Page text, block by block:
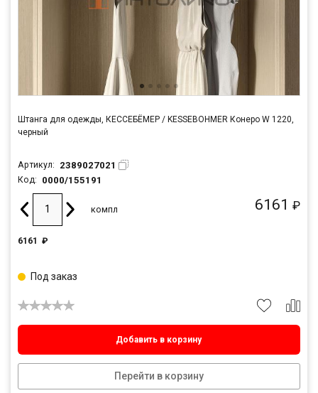
Штанга для одежды, КЕССЕБЁМЕР / KESSEBOHMER Конеро W 1220,
черный
Артикул: 2389027021
Код: 0000/155191
6161 ₽
компл
6161 ₽
Добавить в корзину
Перейти в корзину
Под заказ